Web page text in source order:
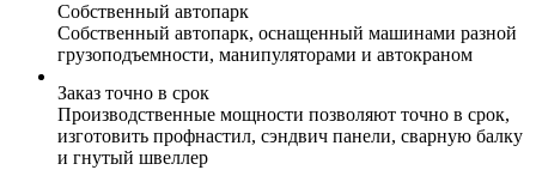
Собственный автопарк
Собственный автопарк, оснащенный машинами разной
грузоподъемности, манипуляторами и автокраном
Заказ точно в срок
Производственные мощности позволяют точно в срок,
изготовить профнастил, сэндвич панели, сварную балку
и гнутый швеллер